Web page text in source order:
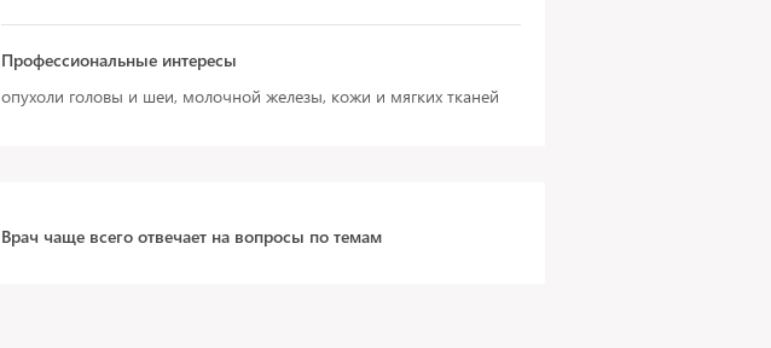
Профессиональные интересы
опухоли головы и шеи, молочной железы, кожи и мягких тканей
Врач чаще всего отвечает на вопросы по темам